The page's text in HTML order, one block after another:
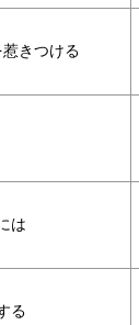
きつける
は
る